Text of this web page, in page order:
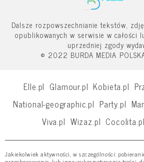
Dalsze rozpowszechnianie tekstów,
opublikowanych w serwisie w całości
uprzedniej zgody
© 2022 BURDA MEDIA
Elle.pl Glamour.pl Kobieta.pl
National-geographic.pl Party.pl
Viva.pl Wizaz.pl Cocolita.pl
Jakiekolwiek aktywności, w szczególności: